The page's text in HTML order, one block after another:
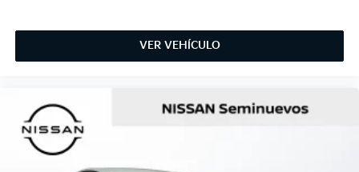
VER VEHÍCULO